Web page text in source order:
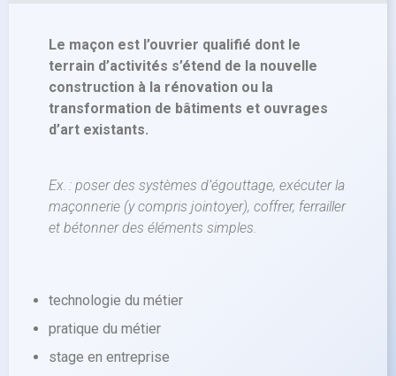
Le maçon est l’ouvrier qualifié dont le
terrain d’activités s’étend de la nouvelle
construction à la rénovation ou la
transformation de bâtiments et ouvrages
d’art existants.
Ex. : poser des systèmes d’égouttage, exécuter la
maçonnerie (y compris jointoyer), coffrer, ferrailler
et bétonner des éléments simples.
technologie du métier
pratique du métier
stage en entreprise